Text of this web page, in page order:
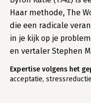
Haar methode, The
die een radicale
in je kijk op je
en vertaler Stephen
Expertise volgens het
acceptatie,